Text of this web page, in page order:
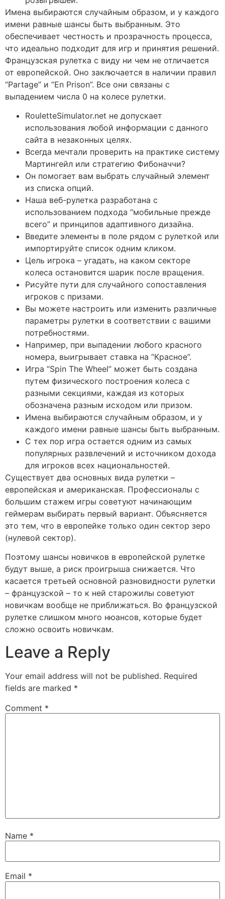
Имена выбираются случайным образом, и у каждого
имени равные шансы быть выбранным. Это
обеспечивает честность и прозрачность процесса,
что идеально подходит для игр и принятия решений.
Французская рулетка с виду ни чем не отличается
от европейской. Оно заключается в наличии правил
“Partage” и “En Prison”. Все они связаны с
выпадением числа 0 на колесе рулетки.
RouletteSimulator.net не допускает
использования любой информации с данного
сайта в незаконных целях.
Всегда мечтали проверить на практике систему
Мартингейл или стратегию Фибоначчи?
Он помогает вам выбрать случайный элемент
из списка опций.
Наша веб-рулетка разработана с
использованием подхода “мобильные прежде
всего” и принципов адаптивного дизайна.
Введите элементы в поле рядом с рулеткой или
импортируйте список одним кликом.
Цель игрока – угадать, на каком секторе
колеса остановится шарик после вращения.
Рисуйте пути для случайного сопоставления
игроков с призами.
Вы можете настроить или изменить различные
параметры рулетки в соответствии с вашими
потребностями.
Например, при выпадении любого красного
номера, выигрывает ставка на “Красное”.
Игра “Spin The Wheel” может быть создана
путем физического построения колеса с
разными секциями, каждая из которых
обозначена разным исходом или призом.
Имена выбираются случайным образом, и у
каждого имени равные шансы быть выбранным.
С тех пор игра остается одним из самых
популярных развлечений и источником дохода
для игроков всех национальностей.
Существует два основных вида рулетки –
европейская и американская. Профессионалы с
большим стажем игры советуют начинающим
геймерам выбирать первый вариант. Объясняется
это тем, что в европейке только один сектор зеро
(нулевой сектор).
Поэтому шансы новичков в европейской рулетке
будут выше, а риск проигрыша снижается. Что
касается третьей основной разновидности рулетки
– французской – то к ней старожилы советуют
новичкам вообще не приближаться. Во французской
рулетке слишком много нюансов, которые будет
сложно освоить новичкам.
Leave a Reply
Your email address will not be published. Required
fields are marked *
Comment *
Name *
Email *